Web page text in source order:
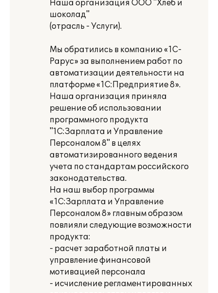
Наша организация ООО "Хлеб и
шоколад"
(отрасль - Услуги).
Мы обратились в компанию «1С-
Рарус» за выполнением работ по
автоматизации деятельности на
платформе «1С:Предприятие 8».
Наша организация приняла
решение об использовании
программного продукта
"1С:Зарплата и Управление
Персоналом 8" в целях
автоматизированного ведения
учета по стандартам российского
законодательства.
На наш выбор программы
«1С:Зарплата и Управление
Персоналом 8» главным образом
повлияли следующие возможности
продукта:
- расчет заработной платы и
управление финансовой
мотивацией персонала
- исчисление регламентированных